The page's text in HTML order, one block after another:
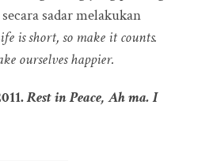
sadar melakukan
is short, so make it counts.
ourselves happier.
Rest in Peace, Ah ma.I